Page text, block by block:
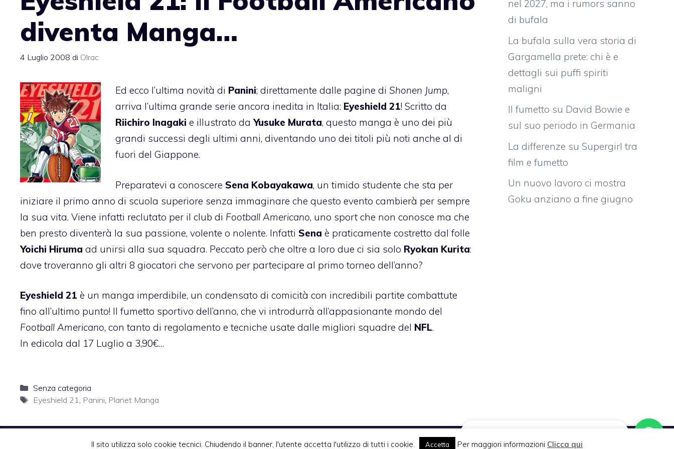
diventa Manga…
4 Luglio 2008 di Olrac
Ed ecco l’ultima novità di Panini; direttamente dalle pagine di Shonen Jump,
arriva l’ultima grande serie ancora inedita in Italia: Eyeshield 21! Scritto da
Riichiro Inagaki e illustrato daYusuke Murata, questo manga è uno dei più
grandi successi degli ultimi anni, diventando uno dei titoli più noti anche al di
fuori del Giappone.
Preparatevi a conoscere Sena Kobayakawa, un timido studente che sta per
iniziare il primo anno di scuola superiore senza immaginare che questo evento cambierà per sempre
la sua vita. Viene infatti reclutato per il club di Football Americano, uno sport che non conosce ma che
ben presto diventerà la sua passione, volente o nolente. Infatti Sena è praticamente costretto dal folle
Yoichi Hiruma ad unirsi alla sua squadra. Peccato però che oltre a loro due ci sia solo Ryokan Kurita:
dove troveranno gli altri 8 giocatori che servono per partecipare al primo torneo dell’anno?
Eyeshield 21 è un manga imperdibile, un condensato di comicità con incredibili partite combattute
fino all’ultimo punto! Il fumetto sportivo dell’anno, che vi introdurrà all’appasionante mondo del
Football Americano, con tanto di regolamento e tecniche usate dalle migliori squadre del NFL.
In edicola dal 17 Luglio a 3,90€…
Categorie
Senza categoria
Tag
Eyeshield 21, Panini, Planet Manga
nel 2027, ma i rumors sanno
di bufala
La bufala sulla vera storia di
Gargamella prete: chi è e
dettagli sui puffi spiriti
maligni
Il fumetto su David Bowie e
sul suo periodo in Germania
La differenze su Supergirl tra
film e fumetto
Un nuovo lavoro ci mostra
Goku anziano a fine giugno
Komixjam.it © 2026 Tutti i diritti riservati
Il sito utilizza solo cookie tecnici. Chiudendo il banner, l'utente accetta l'utilizzo di tutti i cookie. Accetta Per maggiori informazioni Clicca qui